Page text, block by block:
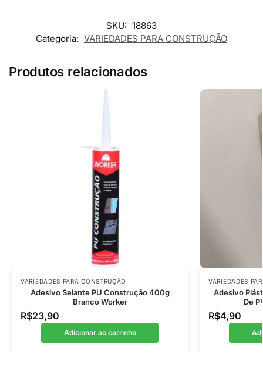
SKU: 18863
Categoria: VARIEDADES PARA CONSTRUÇÃO
Produtos relacionados
VARIEDADES PARA CONSTRUÇÃO
Adesivo Selante PU Construção 400g
Branco Worker
R$23,90
Adicionar ao carrinho
VARIEDADES
Adesivo
De
R$4,90